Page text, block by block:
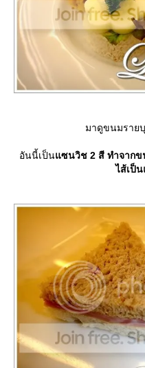
มาดูขนมราย
อันนี้เป็นซนวิช 2 สี ทำจากข
ไส้เป็